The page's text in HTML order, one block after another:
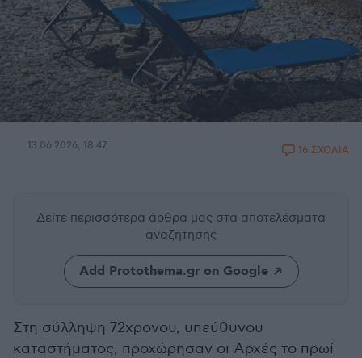
13.06.2026, 18:47 16 ΣΧΟΛΙΑ
Δείτε περισσότερα άρθρα μας στα αποτελέσματα
αναζήτησης
Add Protothema.gr on Google
Στη σύλληψη 72χρονου, υπεύθυνου
καταστήματος, προχώρησαν οι Αρχές το πρωί